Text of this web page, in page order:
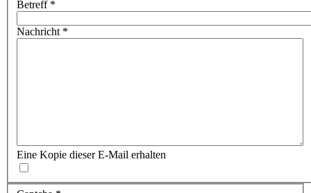
Betreff*
Nachricht *
Eine Kopie dieser E-Mail erhalten